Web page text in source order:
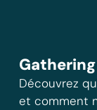
Découvrez
et comment